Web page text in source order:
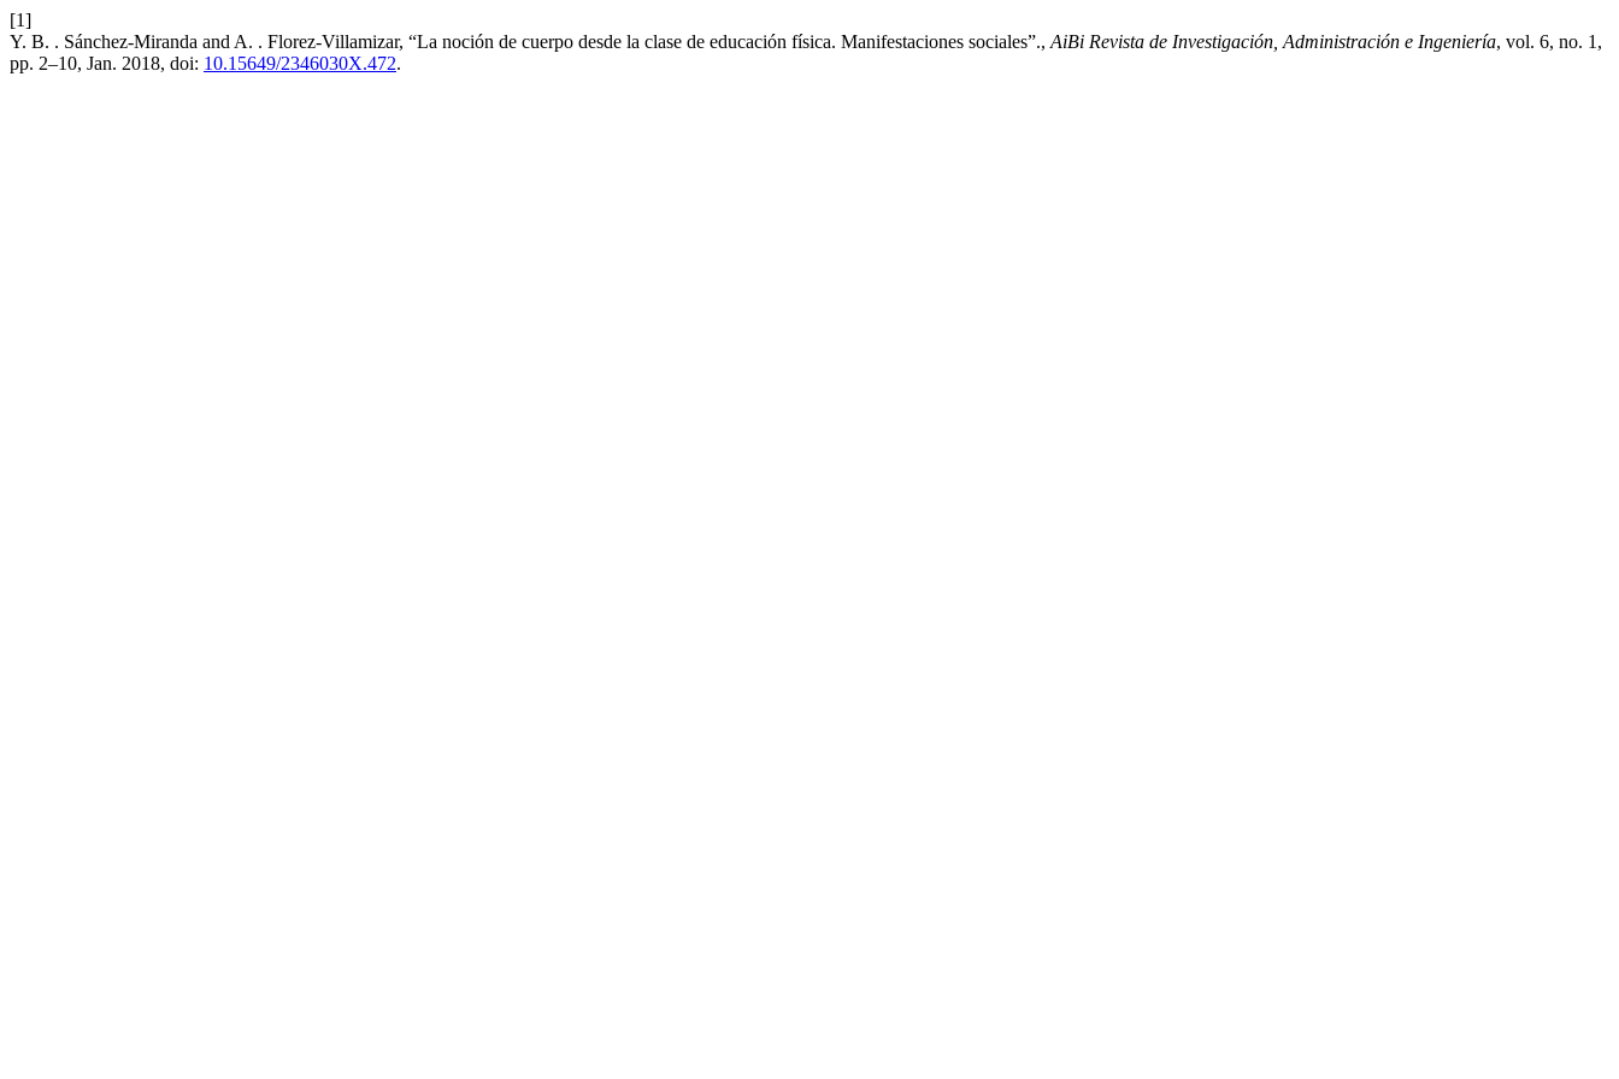
[1]
Y. B. . Sánchez-Miranda and A. . Florez-Villamizar, “La noción de cuerpo desde la clase de educación física. Manifestaciones sociales”., AiBi Revista de Investigación, Administración e Ingeniería, vol. 6, no. 1,
pp. 2–10, Jan. 2018, doi: 10.15649/2346030X.472.